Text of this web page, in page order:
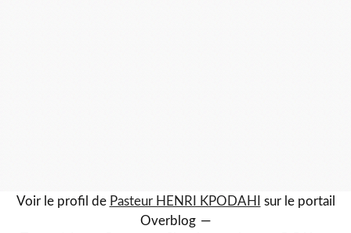
Voir le profil de Pasteur HENRI KPODAHI
sur le portail
Overblog